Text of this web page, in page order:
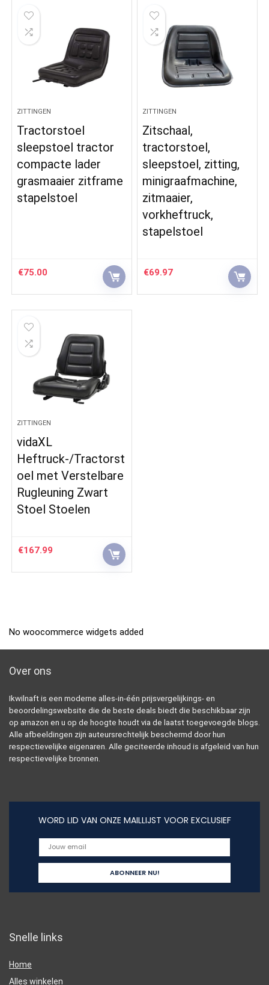
ZITTINGEN
Tractorstoel
sleepstoel tractor
compacte lader
grasmaaier zitframe
stapelstoel
€75.00
ZITTINGEN
Zitschaal,
tractorstoel,
sleepstoel, zitting,
minigraafmachine,
zitmaaier,
vorkheftruck,
stapelstoel
€69.97
ZITTINGEN
vidaXL
Heftruck-/Tractorst
oel met Verstelbare
Rugleuning Zwart
Stoel Stoelen
€167.99
No woocommerce widgets added
Over ons
Ikwilnaft is een moderne alles-in-één prijsvergelijkings- en
beoordelingswebsite die de beste deals biedt die beschikbaar zijn
op amazon en u op de hoogte houdt via de laatst toegevoegde blogs.
Alle afbeeldingen zijn auteursrechtelijk beschermd door hun
respectievelijke eigenaren. Alle geciteerde inhoud is afgeleid van hun
respectievelijke bronnen.
WORD LID VAN ONZE MAILLIJST VOOR EXCLUSIEF
Snelle links
Home
Alles winkelen